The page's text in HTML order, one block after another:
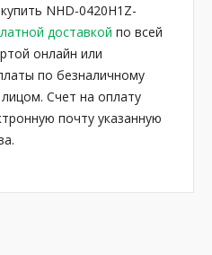
NHD-0420H1Z-
доставкой по всей
онлайн или
по безналичному
Счет на оплату
почту указанную